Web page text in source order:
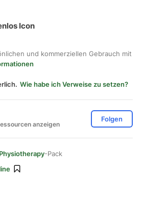
Icon
und kommerziellen Gebrauch mit
Wie habe ich Verweise zu setzen?
anzeigen
Folgen
Physiotherapy-Pack